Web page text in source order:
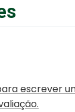
Adicionar ao
escrever